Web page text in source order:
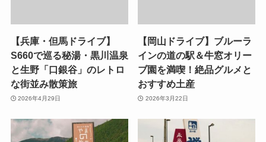
【兵庫・但馬ドライブ】
S660で巡る秘湯・黒川温泉
と生野「口銀谷」のレトロ
な街並み散策旅
2026年4月29日
【岡山ドライブ】ブルーラ
インの道の駅＆牛窓オリー
ブ園を満喫！絶品グルメと
おすすめ土産
2026年3月22日